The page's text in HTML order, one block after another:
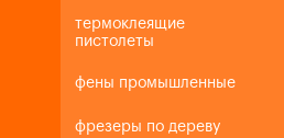
термоклеящие
пистолеты
фены промышленные
фрезеры по дереву